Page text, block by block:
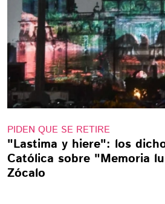
PIDEN QUE SE RETIRE
"Lastima y hiere": los
Católica sobre "Memoria
Zócalo